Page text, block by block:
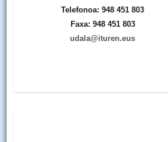
Telefonoa: 948 451 803
Faxa: 948 451 803
udala@ituren.eus